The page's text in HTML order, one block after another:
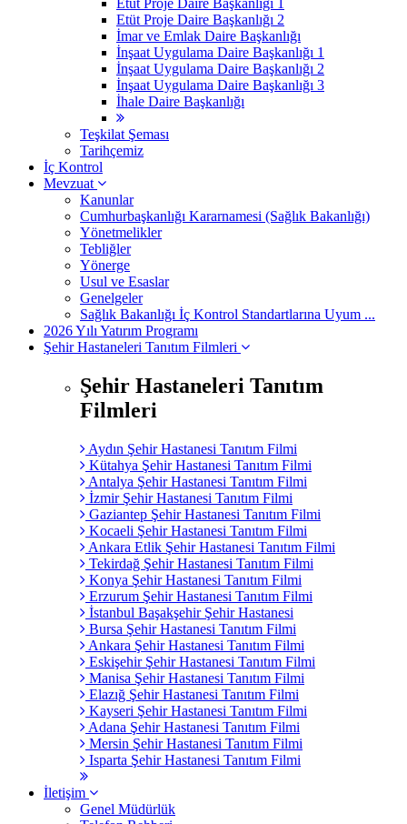
Etüt Proje Daire Başkanlığı 2
İmar ve Emlak Daire Başkanlığı
İnşaat Uygulama Daire Başkanlığı 1
İnşaat Uygulama Daire Başkanlığı 2
İnşaat Uygulama Daire Başkanlığı 3
İhale Daire Başkanlığı
Teşkilat Şeması
Tarihçemiz
İç Kontrol
Mevzuat
Kanunlar
Cumhurbaşkanlığı Kararnamesi (Sağlık Bakanlığı)
Yönetmelikler
Tebliğler
Yönerge
Usul ve Esaslar
Genelgeler
Sağlık Bakanlığı İç Kontrol Standartlarına Uyum ...
2026 Yılı Yatırım Programı
Şehir Hastaneleri Tanıtım Filmleri
Şehir Hastaneleri Tanıtım
Filmleri
Aydın Şehir Hastanesi Tanıtım Filmi
Kütahya Şehir Hastanesi Tanıtım Filmi
Antalya Şehir Hastanesi Tanıtım Filmi
İzmir Şehir Hastanesi Tanıtım Filmi
Gaziantep Şehir Hastanesi Tanıtım Filmi
Kocaeli Şehir Hastanesi Tanıtım Filmi
Ankara Etlik Şehir Hastanesi Tanıtım Filmi
Tekirdağ Şehir Hastanesi Tanıtım Filmi
Konya Şehir Hastanesi Tanıtım Filmi
Erzurum Şehir Hastanesi Tanıtım Filmi
İstanbul Başakşehir Şehir Hastanesi
Bursa Şehir Hastanesi Tanıtım Filmi
Ankara Şehir Hastanesi Tanıtım Filmi
Eskişehir Şehir Hastanesi Tanıtım Filmi
Manisa Şehir Hastanesi Tanıtım Filmi
Elazığ Şehir Hastanesi Tanıtım Filmi
Kayseri Şehir Hastanesi Tanıtım Filmi
Adana Şehir Hastanesi Tanıtım Filmi
Mersin Şehir Hastanesi Tanıtım Filmi
Isparta Şehir Hastanesi Tanıtım Filmi
İletişim
Genel Müdürlük